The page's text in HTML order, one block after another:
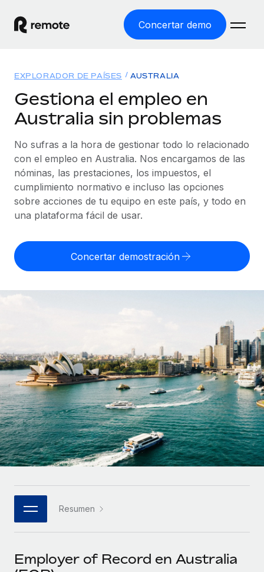
Concertar demo
EMPLEO GLOBAL
Nómina global
Gestiona las nóminas de forma sencilla y conforme a la
legalidad.
Employer of Record
Expándete en todo el mundo sin gastar en entidades.
cumpliendo la normativa.
INFRAESTRUCTURA
Conexión Remote
Integra los RR. HH. en tus flujos de trabajo sin
complicaciones.
Plataforma
Funciones esenciales de RR. HH. integradas para tu
Conectar
Conecta cualquier herramienta de IA con Remote
Optimiza los procesos con herramientas empresariales
Soluciones
COBERTURA MUNDIAL
Explorador de países
Consulta el soporte del empleo global según el país.
Explorador estatal de EE. UU.
Simplifica la contratación en todos los estados de EE.
Comparador de Remote
Compáranos con otras empresas.
Soluciones ágiles de RR. HH. globales y nóminas para
empresas en crecimiento.
Mediana empresa
Amplía tu equipo con soluciones de RR. HH.
personalizadas.
Empresa
RR. HH. globales para grandes empresas.
ASOCIARSE
Socios tecnológicos estratégicos
Integra la gestión de los RR. HH. globales en tu
Asociarse
Recursos
HERRAMIENTAS Y CALCULADORAS
Calculadora del riesgo de clasificación errónea
Consulta el riesgo de clasificación errónea por país.
cualquier país.
APRENDIZAJE CON REMOTE
Guías y recursos
Casos prácticos
Glosario de RR. HH.
Listas de verificación y plantillas
Biblioteca de descripciones de puestos
Webinarios
Información sobre salarios y talento
Precios
English
Nederlands
Español
Italiano
Português (Portugal)
日本語
한국어
中文（简体）
EXPLORADOR DE PAÍSES AUSTRALIA
Gestiona el empleo en
Australia sin problemas
No sufras a la hora de gestionar todo lo relacionado
con el empleo en Australia. Nos encargamos de las
nóminas, las prestaciones, los impuestos, el
cumplimiento normativo e incluso las opciones
sobre acciones de tu equipo en este país, y todo en
una plataforma fácil de usar.
Concertar demostración
Resumen
Employer of Record en Australia